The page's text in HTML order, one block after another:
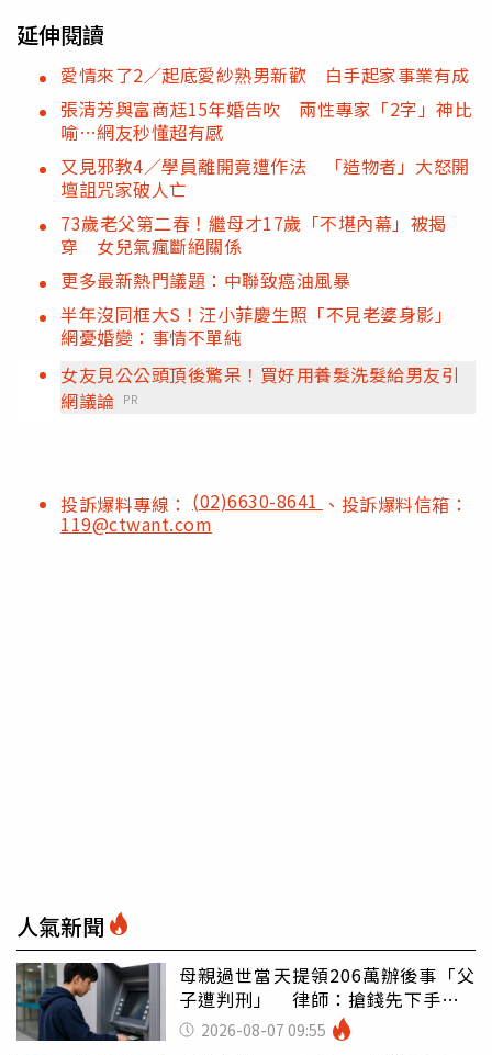
延伸閱讀
愛情來了2／起底愛紗熟男新歡 白手起家事業有成
張清芳與富商尪15年婚告吹 兩性專家「2字」神比
喻…網友秒懂超有感
又見邪教4／學員離開竟遭作法 「造物者」大怒開
壇詛咒家破人亡
73歲老父第二春！繼母才17歲「不堪內幕」被揭
穿 女兒氣瘋斷絕關係
更多最新熱門議題：中聯致癌油風暴
半年沒同框大S！汪小菲慶生照「不見老婆身影」
網憂婚變：事情不單純
女友見公公頭頂後驚呆！買好用養髮洗髮給男友引
網議論 PR
投訴爆料專線： (02)6630-8641 、投訴爆料信箱：
119@ctwant.com
人氣新聞
母親過世當天提領206萬辦後事「父
子遭判刑」 律師：搶錢先下手是
罪 2026-08-07 09:55